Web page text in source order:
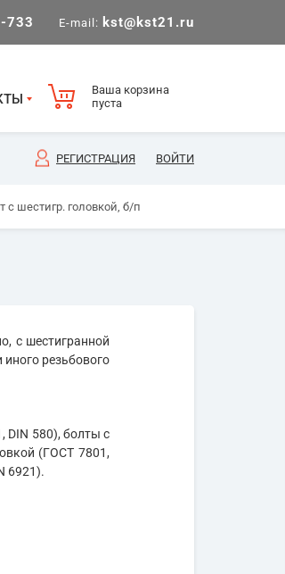
733 E-mail: kst@kst21.ru
Ваша корзина
пуста
РЕГИСТРАЦИЯ ВОЙТИ
с шестигр. головкой, б/п
с шестигранной
резьбового
DIN 580), болты с
(ГОСТ 7801,
6921).